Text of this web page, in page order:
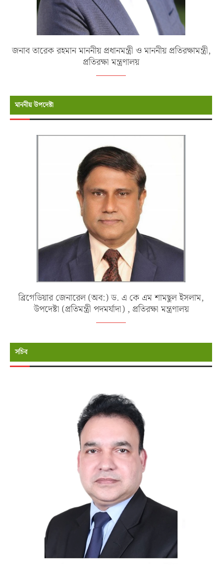
জনাব তারেক রহমান মাননীয় প্রধানমন্ত্রী ও মাননীয় প্রতিরক্ষামন্ত্রী,
প্রতিরক্ষা মন্ত্রণালয়
মাননীয় উপদেষ্টা
ব্রিগেডিয়ার জেনারেল (অব:) ড. এ কে এম শামছুল ইসলাম,
উপদেষ্টা (প্রতিমন্ত্রী পদমর্যাদা) , প্রতিরক্ষা মন্ত্রণালয়
সচিব